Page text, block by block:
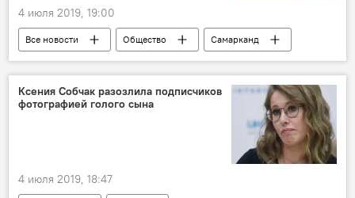
4 июля 2019, 19:00
Все новости Общество
Самарканд
СНГ
Туризм Центральная Азия
Ксения Собчак разозлила подписчиков
фотографией голого сына
4 июля 2019, 18:47